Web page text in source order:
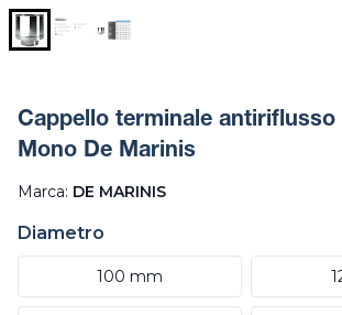
Cappello terminale antiriflusso
Mono De Marinis
Marca: DE MARINIS
Diametro
100 mm